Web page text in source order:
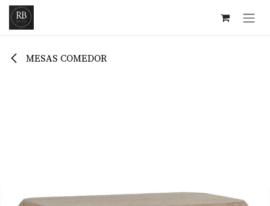
Ir al contenido
MESAS COMEDOR